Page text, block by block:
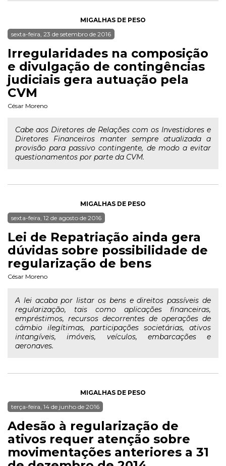
MIGALHAS DE PESO
sexta-feira, 23 de setembro de 2016
Irregularidades na composição
e divulgação de contingências
judiciais gera autuação pela
CVM
César Moreno
Cabe aos Diretores de Relações com os Investidores e
Diretores Financeiros manter sempre atualizada a
provisão para passivo contingente, de modo a evitar
questionamentos por parte da CVM.
MIGALHAS DE PESO
sexta-feira, 12 de agosto de 2016
Lei de Repatriação ainda gera
dúvidas sobre possibilidade de
regularização de bens
César Moreno
A lei acaba por listar os bens e direitos passíveis de
regularização, tais como aplicações financeiras,
empréstimos, recursos decorrentes de operações de
câmbio ilegítimas, participações societárias, ativos
intangíveis, imóveis, veículos, embarcações e
aeronaves.
MIGALHAS DE PESO
terça-feira, 14 de junho de 2016
Adesão à regularização de
ativos requer atenção sobre
movimentações anteriores a 31